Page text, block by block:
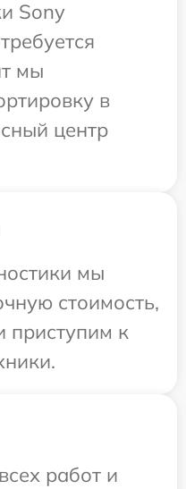
Sony
мы
в
центр
мы
стоимость,
приступим к
работ и